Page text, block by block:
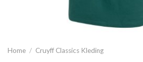
Home / Cruyff Classics Kleding